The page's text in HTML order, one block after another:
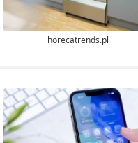
horecatrends.pl